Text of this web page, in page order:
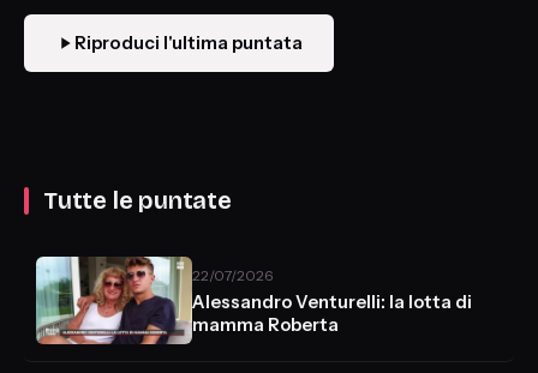
Riproduci l'ultima puntata
Tutte le puntate
22/07/2026
Alessandro Venturelli: la lotta di
mamma Roberta